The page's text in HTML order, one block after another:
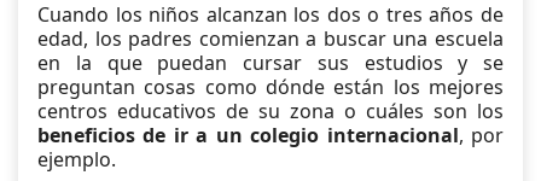
Cuando los niños alcanzan los dos o tres años de
edad, los padres comienzan a buscar una escuela
en la que puedan cursar sus estudios y se
preguntan cosas como dónde están los mejores
centros educativos de su zona o cuáles son los
beneficios de ir a un colegio internacional, por
ejemplo.